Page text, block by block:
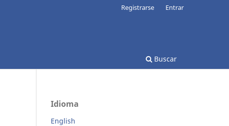
Buscar
Registrarse Entrar
Idioma
English